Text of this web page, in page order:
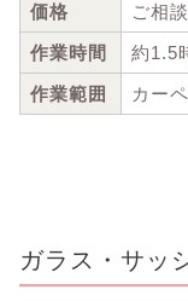
価格
ご相
作業時間
約1.5
作業範囲
カー
ガラス・サッ